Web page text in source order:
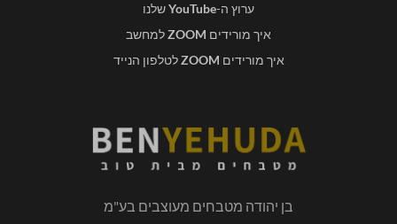
ערוץ ה-YouTubeשלנו
איך מורידים ZOOMלמחשב
איך מורידים ZOOM לטלפון הנייד
בן יהודה מטבחים מעוצבים בע"מ